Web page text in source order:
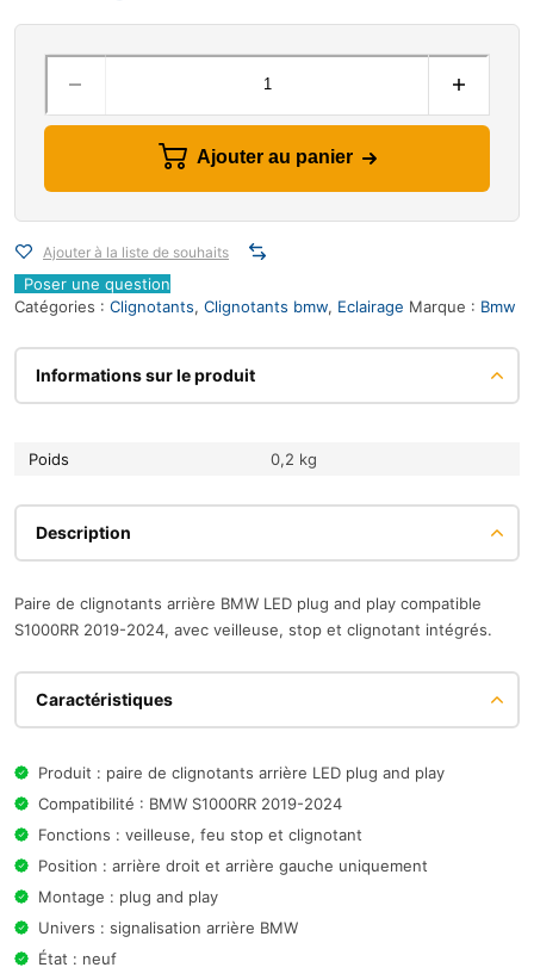
Ajouter au panier
Ajouter à la liste de souhaits
Poser une question
Catégories : Clignotants, Clignotants bmw, Eclairage Marque : Bmw
Informations sur le produit
Poids 0,2 kg
Description
Paire de clignotants arrière BMW LED plug and play compatible
S1000RR 2019-2024, avec veilleuse, stop et clignotant intégrés.
Caractéristiques
Produit : paire de clignotants arrière LED plug and play
Compatibilité : BMW S1000RR 2019-2024
Fonctions : veilleuse, feu stop et clignotant
Position : arrière droit et arrière gauche uniquement
Montage : plug and play
Univers : signalisation arrière BMW
État : neuf